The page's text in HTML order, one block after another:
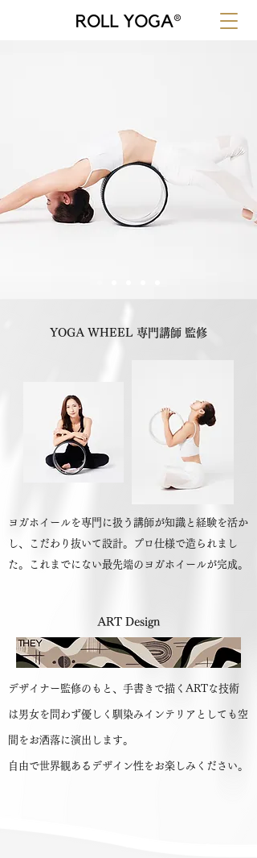
YOGA WHEEL 専門講師 監修
ART Design
デザイナー監修のもと、手書きで描くARTな技術
は男女を問わず優しく馴染みインテリアとしても空
間をお洒落に演出します。
自由で世界観あるデザイン性をお楽しみください。
ヨガホイールを専門に扱う講師が知識と経験を活か
し、こだわり抜いて設計。プロ仕様で造られまし
た。これまでにない最先端のヨガホイールが完成。